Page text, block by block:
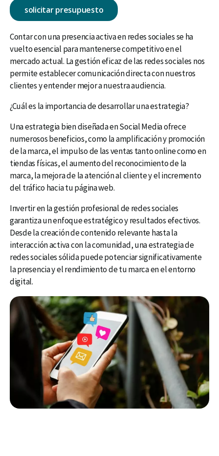
solicitar presupuesto
Contar con una presencia activa en redes sociales se ha
vuelto esencial para mantenerse competitivo en el
mercado actual. La gestión eficaz de las redes sociales nos
permite establecer comunicación directa con nuestros
clientes y entender mejor a nuestra audiencia.
¿Cuál es la importancia de desarrollar una estrategia?
Una estrategia bien diseñada en Social Media ofrece
numerosos beneficios, como la amplificación y promoción
de la marca, el impulso de las ventas tanto online como en
tiendas físicas, el aumento del reconocimiento de la
marca, la mejora de la atención al cliente y el incremento
del tráfico hacia tu página web.
Invertir en la gestión profesional de redes sociales
garantiza un enfoque estratégico y resultados efectivos.
Desde la creación de contenido relevante hasta la
interacción activa con la comunidad, una estrategia de
redes sociales sólida puede potenciar significativamente
la presencia y el rendimiento de tu marca en el entorno
digital.